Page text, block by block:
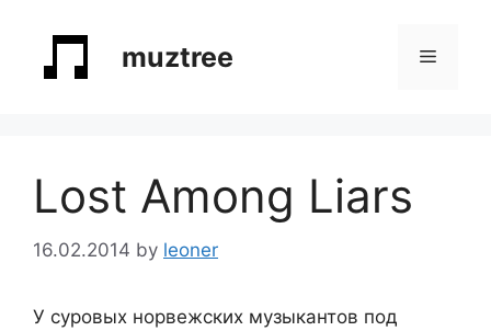
content
muztree Menu
Lost Among Liars
16.02.2014 by leoner
У суровых норвежских музыкантов под